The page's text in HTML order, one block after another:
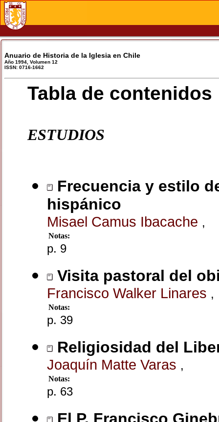
Anuario de Historia de la Iglesia en Chile
Año 1994, Volumen 12
ISSN: 0716-1662
Tabla de contenidos
ESTUDIOS
Frecuencia y estilo
hispánico
Misael Camus Ibacache ,
Notas:
p. 9
Visita pastoral del
Francisco Walker Linares ,
Notas:
p. 39
Religiosidad del
Joaquín Matte Varas ,
Notas:
p. 63